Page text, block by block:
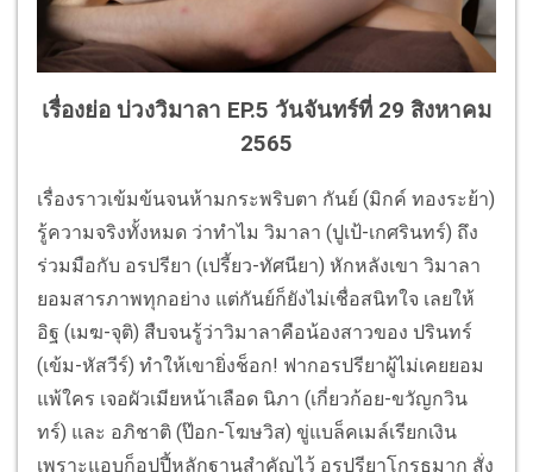
เรื่องย่อ บ่วงวิมาลา EP.5 วันจันทร์ที่ 29 สิงหาคม
2565
เรื่องราวเข้มข้นจนห้ามกระพริบตา กันย์ (มิกค์ ทองระย้า)
รู้ความจริงทั้งหมด ว่าทำไม วิมาลา (ปูเป้-เกศรินทร์) ถึง
ร่วมมือกับ อรปรียา (เปรี้ยว-ทัศนียา) หักหลังเขา วิมาลา
ยอมสารภาพทุกอย่าง แต่กันย์ก็ยังไม่เชื่อสนิทใจ เลยให้
อิฐ (เมฆ-จุติ) สืบจนรู้ว่าวิมาลาคือน้องสาวของ ปรินทร์
(เข้ม-หัสวีร์) ทำให้เขายิ่งช็อก! ฟากอรปรียาผู้ไม่เคยยอม
แพ้ใคร เจอผัวเมียหน้าเลือด นิภา (เกี่ยวก้อย-ขวัญกวิน
ทร์) และ อภิชาติ (ป๊อก-โฆษวิส) ขู่แบล็คเมล์เรียกเงิน
เพราะแอบก็อปปี้หลักฐานสำคัญไว้ อรปรียาโกรธมาก สั่ง